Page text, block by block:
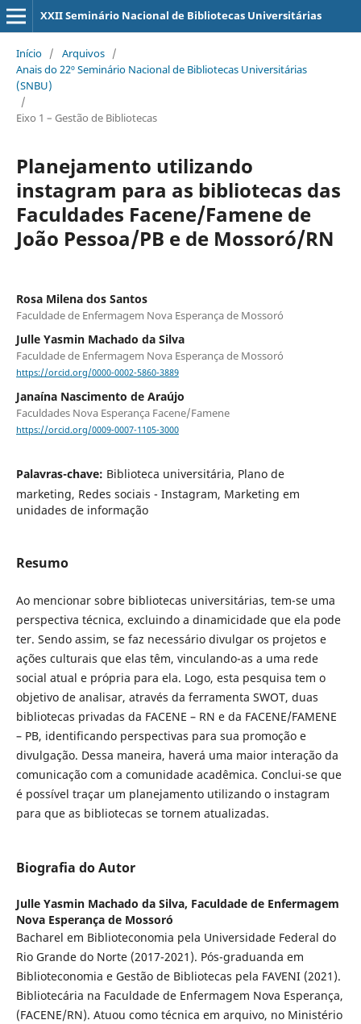
XXII Seminário Nacional de Bibliotecas Universitárias
Início / Arquivos /
Anais do 22º Seminário Nacional de Bibliotecas Universitárias
(SNBU)
/
Eixo 1 – Gestão de Bibliotecas
Planejamento utilizando
instagram para as bibliotecas das
Faculdades Facene/Famene de
João Pessoa/PB e de Mossoró/RN
Rosa Milena dos Santos
Faculdade de Enfermagem Nova Esperança de Mossoró
Julle Yasmin Machado da Silva
Faculdade de Enfermagem Nova Esperança de Mossoró
https://orcid.org/0000-0002-5860-3889
Janaína Nascimento de Araújo
Faculdades Nova Esperança Facene/Famene
https://orcid.org/0009-0007-1105-3000
Palavras-chave: Biblioteca universitária, Plano de
marketing, Redes sociais - Instagram, Marketing em
unidades de informação
Resumo
Ao mencionar sobre bibliotecas universitárias, tem-se uma
perspectiva técnica, excluindo a dinamicidade que ela pode
ter. Sendo assim, se faz necessário divulgar os projetos e
ações culturais que elas têm, vinculando-as a uma rede
social atual e própria para ela. Logo, esta pesquisa tem o
objetivo de analisar, através da ferramenta SWOT, duas
bibliotecas privadas da FACENE – RN e da FACENE/FAMENE
– PB, identificando perspectivas para sua promoção e
divulgação. Dessa maneira, haverá uma maior interação da
comunicação com a comunidade acadêmica. Conclui-se que
é possível traçar um planejamento utilizando o instagram
para que as bibliotecas se tornem atualizadas.
Biografia do Autor
Julle Yasmin Machado da Silva, Faculdade de Enfermagem
Nova Esperança de Mossoró
Bacharel em Biblioteconomia pela Universidade Federal do
Rio Grande do Norte (2017-2021). Pós-graduanda em
Biblioteconomia e Gestão de Bibliotecas pela FAVENI (2021).
Bibliotecária na Faculdade de Enfermagem Nova Esperança,
(FACENE/RN). Atuou como técnica em arquivo, no Ministério